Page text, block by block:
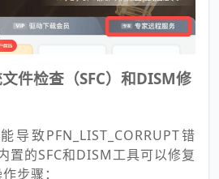
件检查（SFC）和DISM修
导致PFN_LIST_CORRUPT错
的SFC和DISM工具可以修复
步骤：